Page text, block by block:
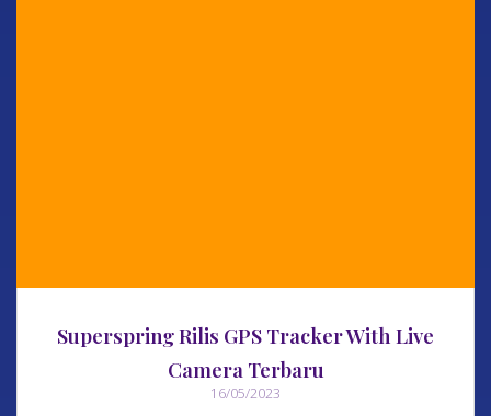
Superspring Rilis GPS Tracker With Live
Camera Terbaru
16/05/2023